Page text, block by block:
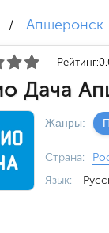
/ Апшеронск
Рейтинг:
Дача
Жанры:
Страна:
Язык: